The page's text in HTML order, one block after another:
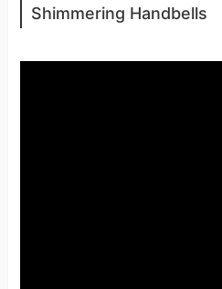
Shimmering Handbells